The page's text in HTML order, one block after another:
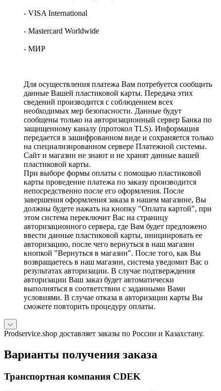
- VISA International
- Mastercard Worldwide
- МИР
Для осуществления платежа Вам потребуется сообщить
данные Вашей пластиковой карты. Передача этих
сведений производится с соблюдением всех
необходимых мер безопасности. Данные будут
сообщены только на авторизационный сервер Банка по
защищенному каналу (протокол TLS). Информация
передается в зашифрованном виде и сохраняется только
на специализированном сервере Платежной системы.
Сайт и магазин не знают и не хранят данные вашей
пластиковой карты.
При выборе формы оплаты с помощью пластиковой
карты проведение платежа по заказу производится
непосредственно после его оформления. После
завершения оформления заказа в нашем магазине, Вы
должны будете нажать на кнопку "Оплата картой", при
этом система переключит Вас на страницу
авторизационного сервера, где Вам будет предложено
ввести данные пластиковой карты, инициировать ее
авторизацию, после чего вернуться в наш магазин
кнопкой "Вернуться в магазин". После того, как Вы
возвращаетесь в наш магазин, система уведомит Вас о
результатах авторизации. В случае подтверждения
авторизации Ваш заказ будет автоматически
выполняться в соответствии с заданными Вами
условиями. В случае отказа в авторизации карты Вы
сможете повторить процедуру оплаты.
Prodservice.shop доставляет заказы по России и Казахстану.
Варианты получения заказа
Транспортная компания CDEK